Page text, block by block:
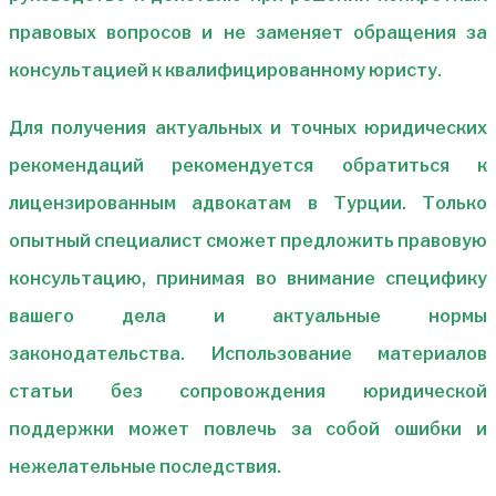
правовых вопросов и не заменяет обращения за
консультацией к квалифицированному юристу.
Для получения актуальных и точных юридических
рекомендаций рекомендуется обратиться к
лицензированным адвокатам в Турции. Только
опытный специалист сможет предложить правовую
консультацию, принимая во внимание специфику
вашего дела и актуальные нормы
законодательства. Использование материалов
статьи без сопровождения юридической
поддержки может повлечь за собой ошибки и
нежелательные последствия.